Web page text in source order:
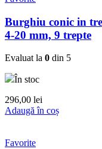
Burghiu conic in
4-20 mm, 9 trepte
Evaluat la 0 din 5
În stoc
296,00 lei
Adaugă în coș
Favorite